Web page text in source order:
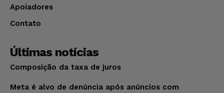
Apoiadores
Contato
Últimas notícias
Composição da taxa de juros
Meta é alvo de denúncia após anúncios com